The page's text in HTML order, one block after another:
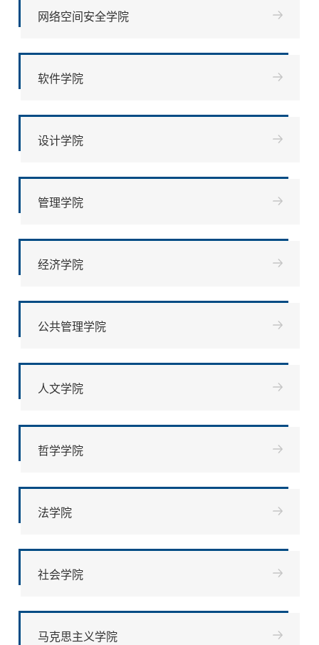
网络空间安全学院
软件学院
设计学院
管理学院
经济学院
公共管理学院
人文学院
哲学学院
法学院
社会学院
马克思主义学院